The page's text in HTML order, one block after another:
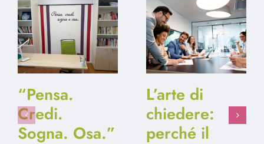
“Pensa.
Credi.
Sogna. Osa.”
L’arte di
chiedere:
perché il